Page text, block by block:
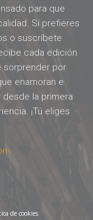
para que
Si prefieres
o suscríbete
cada edición
sorprender por
enamoran e
desde la primera
¡Tú eliges
de cookies